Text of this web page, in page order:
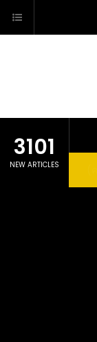
content
3101
NEW ARTICLES
ปในถัง จะได้ผล
expect that